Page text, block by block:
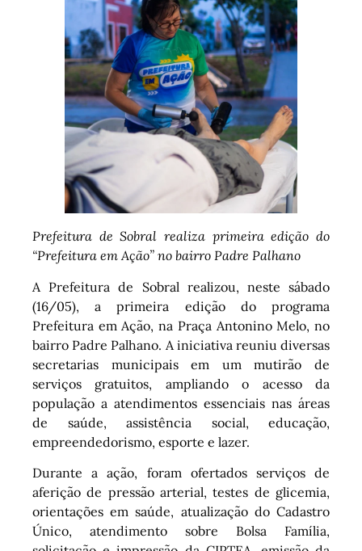
Prefeitura de Sobral realiza primeira edição do
“Prefeitura em Ação” no bairro Padre Palhano
A Prefeitura de Sobral realizou, neste sábado
(16/05), a primeira edição do programa
Prefeitura em Ação, na Praça Antonino Melo, no
bairro Padre Palhano. A iniciativa reuniu diversas
secretarias municipais em um mutirão de
serviços gratuitos, ampliando o acesso da
população a atendimentos essenciais nas áreas
de saúde, assistência social, educação,
empreendedorismo, esporte e lazer.
Durante a ação, foram ofertados serviços de
aferição de pressão arterial, testes de glicemia,
orientações em saúde, atualização do Cadastro
Único, atendimento sobre Bolsa Família,